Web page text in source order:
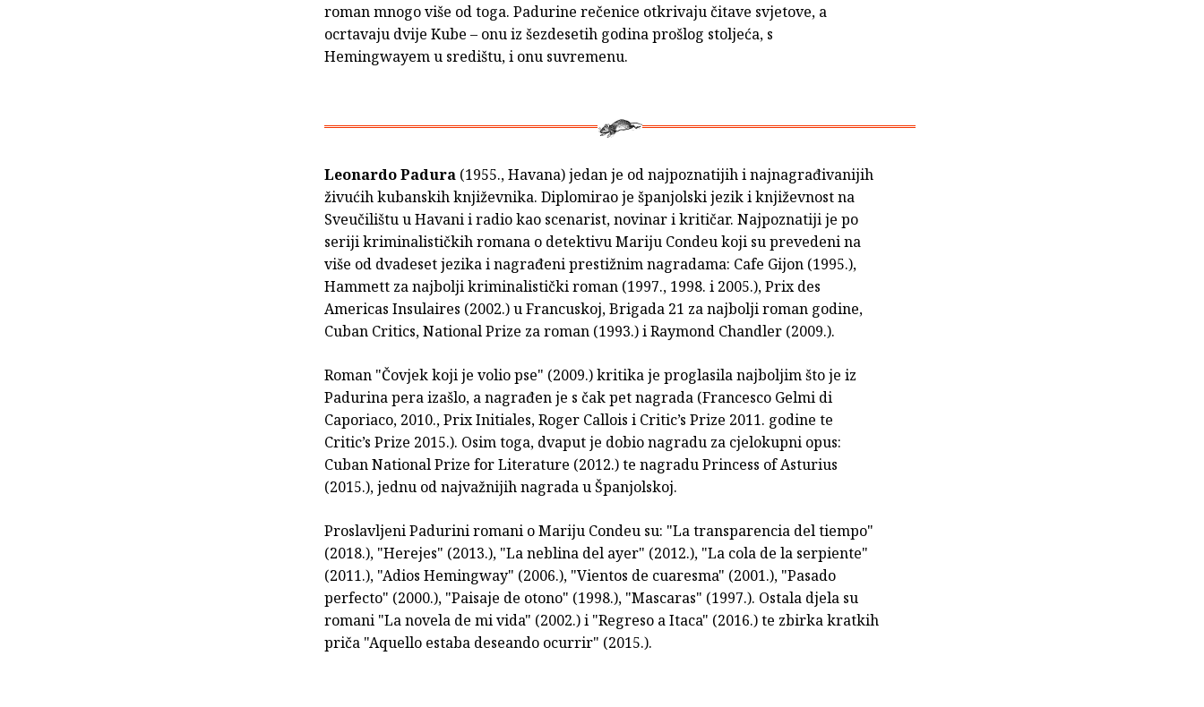
roman mnogo više od toga. Padurine rečenice otkrivaju čitave svjetove, a
ocrtavaju dvije Kube – onu iz šezdesetih godina prošlog stoljeća, s
Hemingwayem u središtu, i onu suvremenu.
Leonardo Padura (1955., Havana) jedan je od najpoznatijih i najnagrađivanijih
živućih kubanskih književnika. Diplomirao je španjolski jezik i književnost na
Sveučilištu u Havani i radio kao scenarist, novinar i kritičar. Najpoznatiji je po
seriji kriminalističkih romana o detektivu Mariju Condeu koji su prevedeni na
više od dvadeset jezika i nagrađeni prestižnim nagradama: Cafe Gijon (1995.),
Hammett za najbolji kriminalistički roman (1997., 1998. i 2005.), Prix des
Americas Insulaires (2002.) u Francuskoj, Brigada 21 za najbolji roman godine,
Cuban Critics, National Prize za roman (1993.) i Raymond Chandler (2009.).
Roman "Čovjek koji je volio pse" (2009.) kritika je proglasila najboljim što je iz
Padurina pera izašlo, a nagrađen je s čak pet nagrada (Francesco Gelmi di
Caporiaco, 2010., Prix Initiales, Roger Callois i Critic’s Prize 2011. godine te
Critic’s Prize 2015.). Osim toga, dvaput je dobio nagradu za cjelokupni opus:
Cuban National Prize for Literature (2012.) te nagradu Princess of Asturius
(2015.), jednu od najvažnijih nagrada u Španjolskoj.
Proslavljeni Padurini romani o Mariju Condeu su: "La transparencia del tiempo"
(2018.), "Herejes" (2013.), "La neblina del ayer" (2012.), "La cola de la serpiente"
(2011.), "Adios Hemingway" (2006.), "Vientos de cuaresma" (2001.), "Pasado
perfecto" (2000.), "Paisaje de otono" (1998.), "Mascaras" (1997.). Ostala djela su
romani "La novela de mi vida" (2002.) i "Regreso a Itaca" (2016.) te zbirka kratkih
priča "Aquello estaba deseando ocurrir" (2015.).